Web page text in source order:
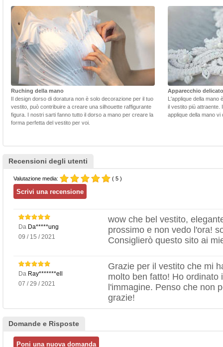
Ruching della mano
Il design dorso di doratura non è solo decorazione per il tuo
vestito, può contribuire a creare una silhouette raffigurante
figura. I nostri sarti fanno tutto il dorso a mano per creare la
forma perfetta del vestito per voi.
Apparecchio delicato
L'applique della mano
il vestito più attraente.
applique della mano
Recensioni degli utenti
Valutazione media: ( 5 )
Da Da*****ung
09 / 15 / 2021
wow che bel vestito,
prossimo e non vedo l'ora!
Consiglierò questo sito ai
Da Ray*******ell
07 / 29 / 2021
Grazie per il vestito che mi
molto ben fatto! Ho
l'immagine. Penso che non
grazie!
Domande e Risposte